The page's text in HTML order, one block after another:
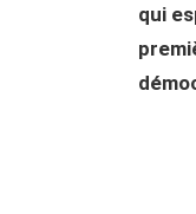
qui